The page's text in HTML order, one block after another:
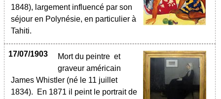
1848), largement influencé par son
séjour en Polynésie, en particulier à
Tahiti.
17/07/1903
Mort du peintre et
graveur américain
James Whistler (né le 11 juillet
1834). En 1871 il peint le portrait de